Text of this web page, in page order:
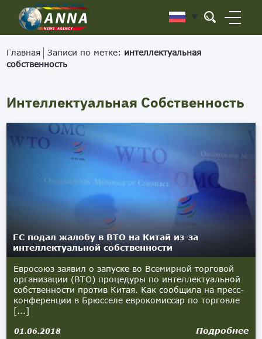
Главная Записи по метке: интеллектуальная
собственность
Интеллектуальная Собственность
ЕС подал жалобу в ВТО на Китай из-за
интеллектуальной собственности
Евросоюз заявил о запуске во Всемирной торговой
организации (ВТО) процедуры по интеллектуальной
собственности против Китая. Как сообщила на пресс-
конференции в Брюсселе еврокомиссар по торговле
[...]
01.06.2018 Подробнее